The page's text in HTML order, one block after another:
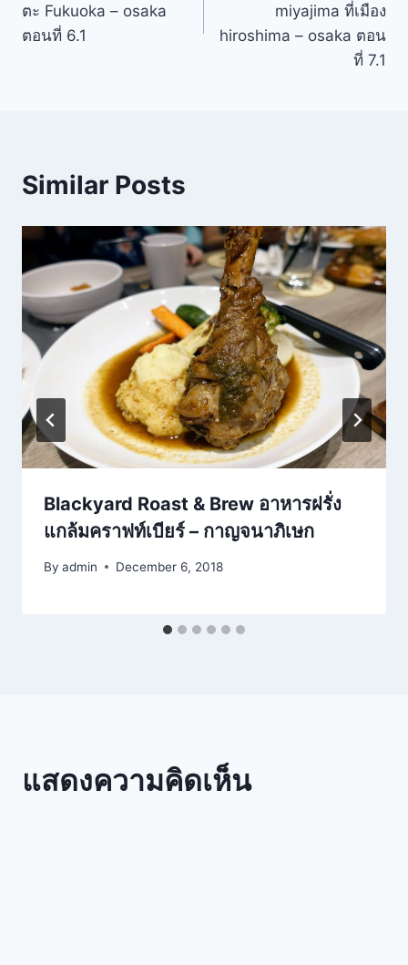
ตะ Fukuoka – osaka
ตอนที่ 6.1
miyajima ที่เมือง
hiroshima – osaka ตอน
ที่ 7.1
Similar Posts
Blackyard Roast & Brew อาหารฝรั่ง
แกล้มคราฟท์เบียร์ – กาญจนาภิเษก
By admin December 6, 2018
แสดงความคิดเห็น